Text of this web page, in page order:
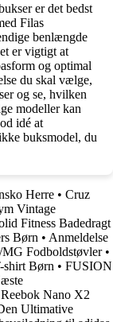
er det bedst
Filas
benlængde
er vigtigt at
og optimal
du skal vælge,
og se, hvilken
modeller kan
idé at
buksmodel, du
Herre • Cruz
Vintage
Fitness Badedragt
Børn • Anmeldelse
Fodboldstøvler•
shirt Børn • FUSION
Nano X2
Ultimative